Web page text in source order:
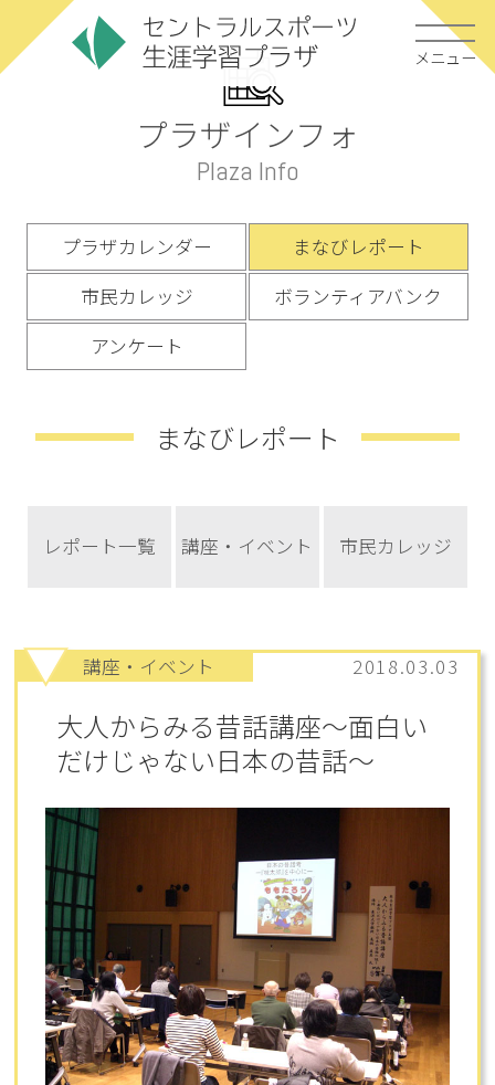
メニュー
プラザインフォ
Plaza Info
まなびレポート
プラザカレンダー
まなびレポート
市民カレッジ
ボランティアバンク
アンケート
レポート一覧 講座・イベント 市民カレッジ
講座・イベント 2018.03.03
大人からみる昔話講座～面白い
だけじゃない日本の昔話～